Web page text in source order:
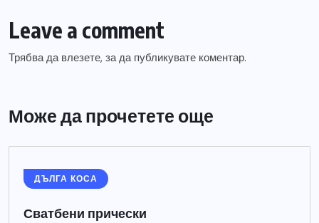
Leave a comment
Трябва да влезете, за да публикувате коментар.
Може да прочетете още
ДЪЛГА КОСА
Сватбени прически